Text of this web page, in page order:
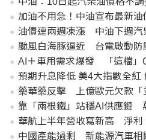
加油不用急！中油宣布最新
油價連兩週凍漲 中油下週汽
颱風白海豚逼近 台電啟動防
AI＋車用需求爆發 「這檔」
預期升息降低 美4大指數全紅
藥華藥反擊 上億歐元欠款「
靠「兩根鐵」站穩AI供應鏈
華航上半年營收寫新高 淨利
中國產能過剩 新能源汽車相